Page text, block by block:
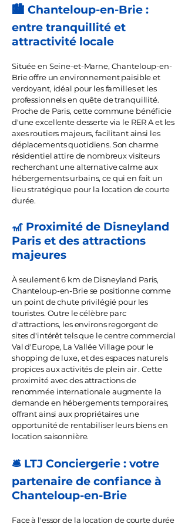
🏙️ Chanteloup-en-Brie :
entre tranquillité et
attractivité locale
Située en Seine-et-Marne, Chanteloup-en-
Brie offre un environnement paisible et
verdoyant, idéal pour les familles et les
professionnels en quête de tranquillité.
Proche de Paris, cette commune bénéficie
d'une excellente desserte via le RER A et les
axes routiers majeurs, facilitant ainsi les
déplacements quotidiens. Son charme
résidentiel attire de nombreux visiteurs
recherchant une alternative calme aux
hébergements urbains, ce qui en fait un
lieu stratégique pour la location de courte
durée.
🎢 Proximité de Disneyland
Paris et des attractions
majeures
À seulement 6 km de Disneyland Paris,
Chanteloup-en-Brie se positionne comme
un point de chute privilégié pour les
touristes. Outre le célèbre parc
d'attractions, les environs regorgent de
sites d'intérêt tels que le centre commercial
Val d'Europe, La Vallée Village pour le
shopping de luxe, et des espaces naturels
propices aux activités de plein air . Cette
proximité avec des attractions de
renommée internationale augmente la
demande en hébergements temporaires,
offrant ainsi aux propriétaires une
opportunité de rentabiliser leurs biens en
location saisonnière.
🛎️ LTJ Conciergerie : votre
partenaire de confiance à
Chanteloup-en-Brie
Face à l'essor de la location de courte durée